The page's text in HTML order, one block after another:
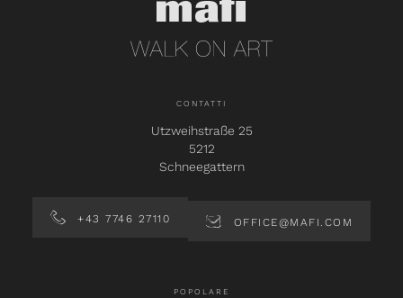
CONTATTI
Utzweihstraße 25
5212
Schneegattern
+43 7746 27110 OFFICE@MAFI.COM
POPOLARE